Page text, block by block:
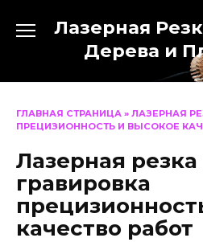
содержанию
Лазерная
Дерева и
ГЛАВНАЯ СТРАНИЦА » ЛАЗЕРНАЯ
ПРЕЦИЗИОННОСТЬ И ВЫСОКОЕ
Лазерная резка
гравировка
качество работ